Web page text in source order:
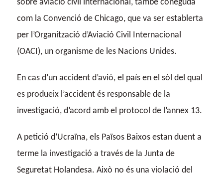
sobre aviació civil internacional, també coneguda
com la Convenció de Chicago, que va ser establerta
per l’Organització d’Aviació Civil Internacional
(OACI), un organisme de les Nacions Unides.
En cas d’un accident d’avió, el país en el sòl del qual
es produeix l’accident és responsable de la
investigació, d’acord amb el protocol de l’annex 13.
A petició d’Ucraïna, els Països Baixos estan duent a
terme la investigació a través de la Junta de
Seguretat Holandesa. Això no és una violació del